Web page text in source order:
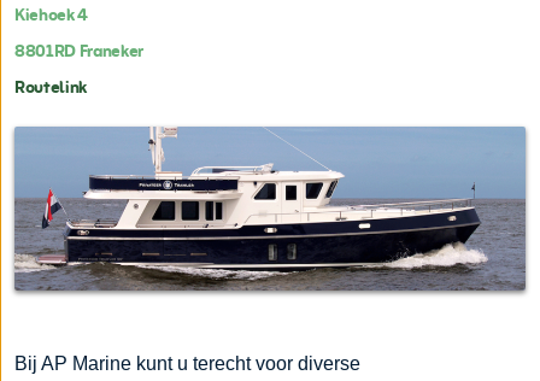
Kiehoek 4
8801RDFraneker
Routelink
Bij AP Marine kunt u terecht voor diverse